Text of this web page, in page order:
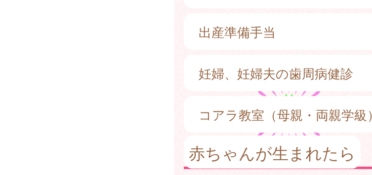
出産準備手当
妊婦、妊婦夫の歯周病健診
コアラ教室（母親・両親学級）
赤ちゃんが生まれたら